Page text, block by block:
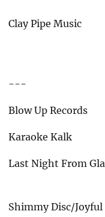
Clay Pipe Music
---
Blow Up Records
Karaoke Kalk
Last Night From
Shimmy Disc/Joyful